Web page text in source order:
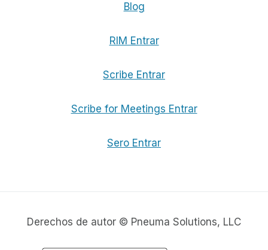
Blog
RIM Entrar
Scribe Entrar
Scribe for Meetings Entrar
Sero Entrar
Derechos de autor © Pneuma Solutions, LLC